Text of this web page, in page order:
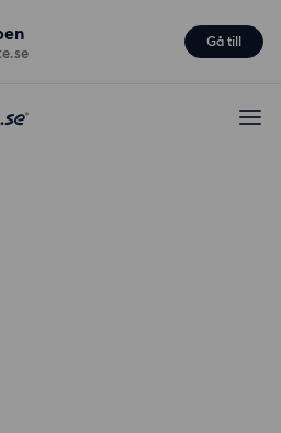
Gå till